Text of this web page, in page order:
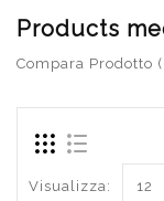
Products
Compara Prodotto
Visualizza: